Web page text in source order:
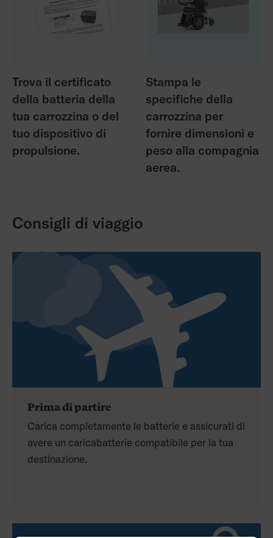
Trova il certificato
della batteria della
tua carrozzina o del
tuo dispositivo di
propulsione.
Stampa le
specifiche della
carrozzina per
fornire dimensioni e
peso alla compagnia
aerea.
Consigli di viaggio
Prima di partire
Carica completamente le batterie e assicurati di
avere un caricabatterie compatibile per la tua
destinazione.